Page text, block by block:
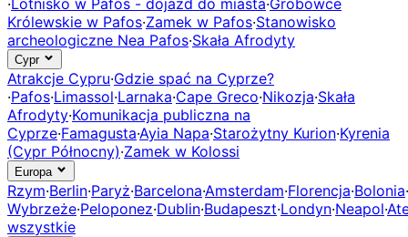
Królewskie w Pafos·Zamek w Pafos·Stanowisko
archeologiczne Nea Pafos·Skała Afrodyty
Cypr
Atrakcje Cypru·Gdzie spać na Cyprze?
·Pafos·Limassol·Larnaka·Cape Greco·Nikozja·Skała
Afrodyty·Komunikacja publiczna na
Cyprze·Famagusta·Ayia Napa·Starożytny Kurion·Kyrenia
(Cypr Północny)·Zamek w Kolossi
Europa
Rzym·Berlin·Paryż·Barcelona·Amsterdam·Florencja·Bolonia·
Wybrzeże·Peloponez·Dublin·Budapeszt·Londyn·Neapol·
wszystkie